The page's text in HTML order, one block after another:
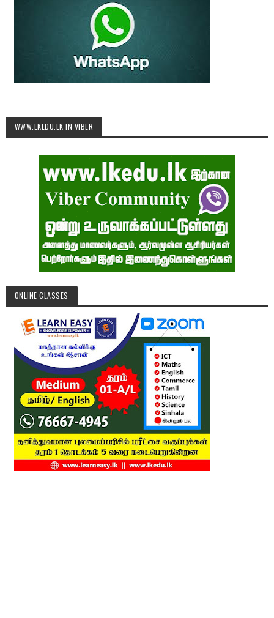
WWW.LKEDU.LK IN VIBER
ONLINE CLASSES